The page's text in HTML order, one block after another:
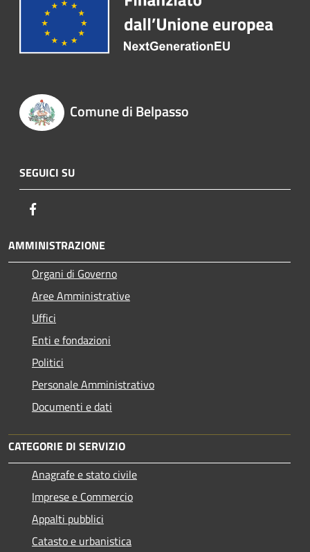
Comune di Belpasso
SEGUICI SU
AMMINISTRAZIONE
Organi di Governo
Aree Amministrative
Uffici
Enti e fondazioni
Politici
Personale Amministrativo
Documenti e dati
CATEGORIE DI SERVIZIO
Anagrafe e stato civile
Imprese e Commercio
Appalti pubblici
Catasto e urbanistica